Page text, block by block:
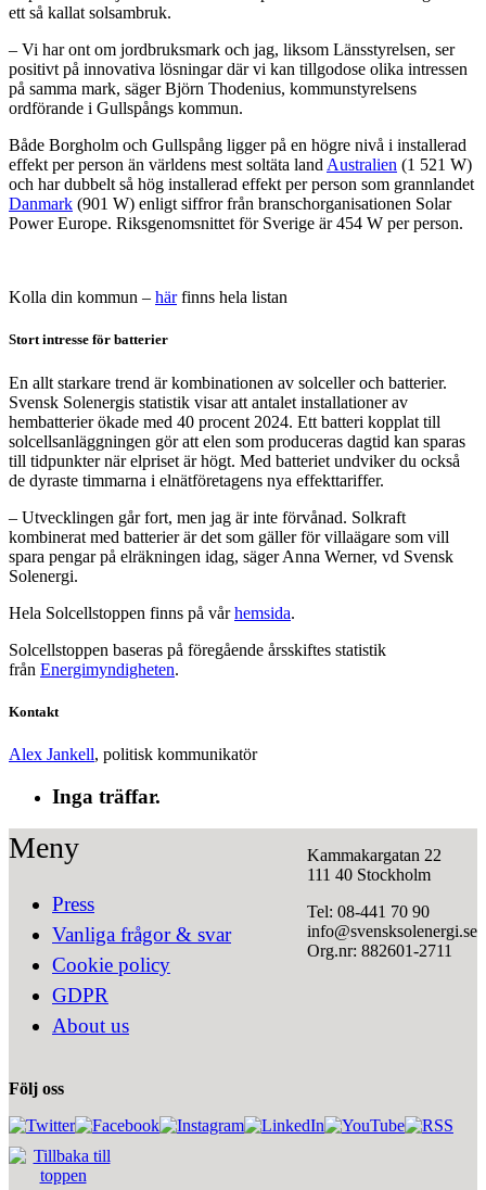
ett så kallat solsambruk.
– Vi har ont om jordbruksmark och jag, liksom Länsstyrelsen, ser
positivt på innovativa lösningar där vi kan tillgodose olika intressen
på samma mark, säger Björn Thodenius, kommunstyrelsens
ordförande i Gullspångs kommun.
Både Borgholm och Gullspång ligger på en högre nivå i installerad
effekt per person än världens mest soltäta land Australien (1 521 W)
och har dubbelt så hög installerad effekt per person som grannlandet
Danmark (901 W) enligt siffror från branschorganisationen Solar
Power Europe. Riksgenomsnittet för Sverige är 454 W per person.
Kolla din kommun – härfinns hela listan
Stort intresse för batterier
En allt starkare trend är kombinationen av solceller och batterier.
Svensk Solenergis statistik visar att antalet installationer av
hembatterier ökade med 40 procent 2024. Ett batteri kopplat till
solcellsanläggningen gör att elen som produceras dagtid kan sparas
till tidpunkter när elpriset är högt. Med batteriet undviker du också
de dyraste timmarna i elnätföretagens nya effekttariffer.
– Utvecklingen går fort, men jag är inte förvånad. Solkraft
kombinerat med batterier är det som gäller för villaägare som vill
spara pengar på elräkningen idag, säger Anna Werner, vd Svensk
Solenergi.
Hela Solcellstoppen finns på vårhemsida.
Solcellstoppen baseras på föregående årsskiftes statistik
från Energimyndigheten.
Kontakt
Alex Jankell, politisk kommunikatör
Inga träffar.
Meny
Press
Vanliga frågor & svar
Cookie policy
GDPR
About us
Kammakargatan 22
111 40 Stockholm
Tel: 08-441 70 90
info@svensksolenergi.se
Org.nr: 882601-2711
Följ oss